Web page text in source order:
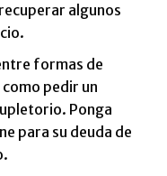
algunos
formas de
pedir un
Ponga
para su deuda de